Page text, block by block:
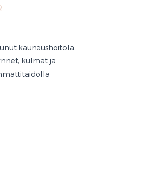
kauneushoitola.
kulmat ja